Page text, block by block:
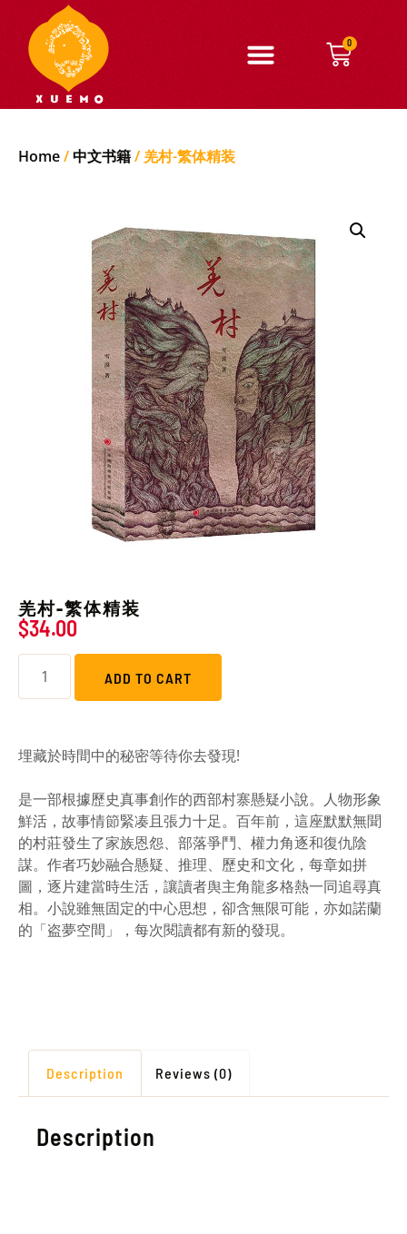
0
Home/中文书籍/ 羌村-繁体精装
羌村-繁体精装
$34.00
ADD TO CART
埋藏於時間中的秘密等待你去發現!
是一部根據歷史真事創作的西部村寨懸疑小說。人物形象
鮮活，故事情節緊凑且張力十足。百年前，這座默默無聞
的村莊發生了家族恩怨、部落爭鬥、權力角逐和復仇陰
謀。作者巧妙融合懸疑、推理、歷史和文化，每章如拼
圖，逐片建當時生活，讓讀者舆主角龍多格熱一同追尋真
相。小說雖無固定的中心思想，卻含無限可能，亦如諾蘭
的「盗夢空間」，每次閱讀都有新的發現。
Description Reviews (0)
Description